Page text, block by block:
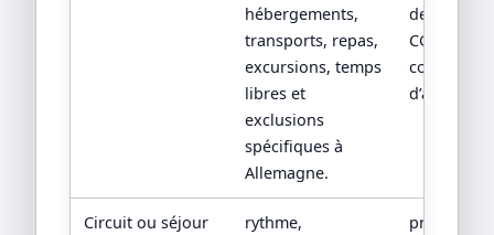
hébergements,
transports, repas,
excursions, temps
libres et
exclusions
spécifiques à
Allemagne.
devis
CGV/CPV et
conditions
Circuit ou séjour
rythme,